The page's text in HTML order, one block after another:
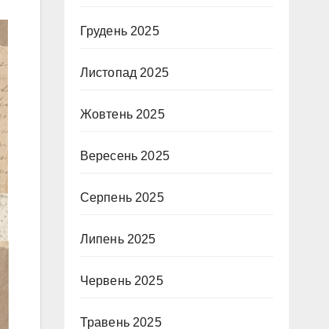
Грудень 2025
Листопад 2025
Жовтень 2025
Вересень 2025
Серпень 2025
Липень 2025
Червень 2025
Травень 2025